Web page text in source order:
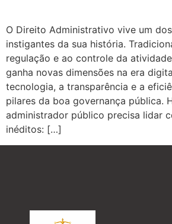
O Direito Administrativo vive um
instigantes da sua história.
regulação e ao controle da
ganha novas dimensões na era
tecnologia, a transparência e a
pilares da boa governança pública.
administrador público precisa lidar
inéditos: […]